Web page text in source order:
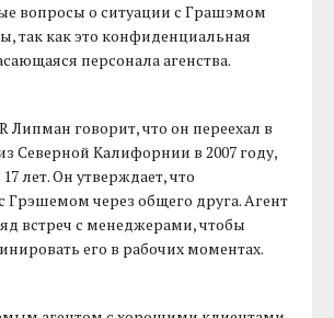
вопросы о ситуации с Грашэмом
так как это конфиденциальная
персонала агенства.
Липман говорит, что он переехал в
Северной Калифорнии в 2007 году,
лет. Он утверждает, что
Грэшемом через общего друга. Агент
встреч с менеджерами, чтобы
его в рабочих моментах.